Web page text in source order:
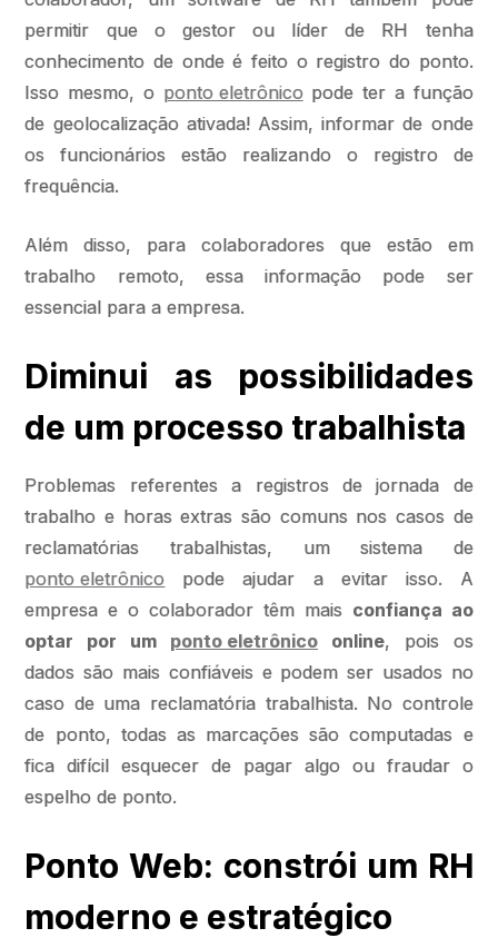
permitir que o gestor ou líder de RH tenha
conhecimento de onde é feito o registro do ponto.
Isso mesmo, o ponto eletrônicopode ter a função
de geolocalização ativada! Assim, informar de onde
os funcionários estão realizando o registro de
frequência.
Além disso, para colaboradores que estão em
trabalho remoto, essa informação pode ser
essencial para a empresa.
Diminui as possibilidades
de um processo trabalhista
Problemas referentes a registros de jornada de
trabalho e horas extras são comuns nos casos de
reclamatórias trabalhistas, um sistema de
ponto eletrônico pode ajudar a evitar isso. A
empresa e o colaborador têm mais confiança ao
optar por um ponto eletrônico online, pois os
dados são mais confiáveis e podem ser usados no
caso de uma reclamatória trabalhista. No controle
de ponto, todas as marcações são computadas e
fica difícil esquecer de pagar algo ou fraudar o
espelho de ponto.
Ponto Web: constrói um RH
moderno e estratégico